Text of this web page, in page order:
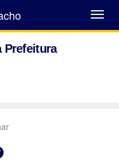
Abrir
Menu
Prefeitura